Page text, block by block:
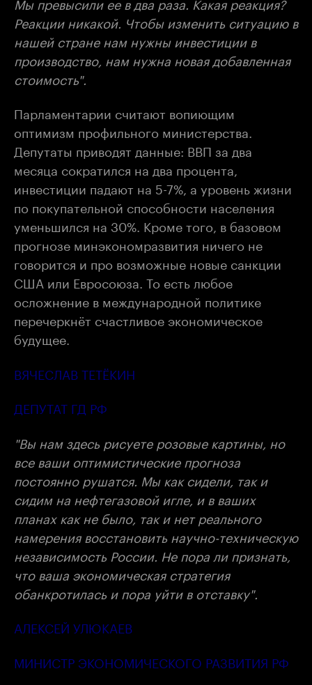
Реакции никакой. Чтобы изменить ситуацию в
нашей стране нам нужны инвестиции в
производство, нам нужна новая добавленная
стоимость".
Парламентарии считают вопиющим
оптимизм профильного министерства.
Депутаты приводят данные: ВВП за два
месяца сократился на два процента,
инвестиции падают на 5-7%, а уровень жизни
по покупательной способности населения
уменьшился на 30%. Кроме того, в базовом
прогнозе минэкономразвития ничего не
говорится и про возможные новые санкции
США или Евросоюза. То есть любое
осложнение в международной политике
перечеркнёт счастливое экономическое
будущее.
ВЯЧЕСЛАВ ТЕТЁКИН
ДЕПУТАТ ГД РФ
"Вы нам здесь рисуете розовые картины, но
все ваши оптимистические прогноза
постоянно рушатся. Мы как сидели, так и
сидим на нефтегазовой игле, и в ваших
планах как не было, так и нет реального
намерения восстановить научно-техническую
независимость России. Не пора ли признать,
что ваша экономическая стратегия
обанкротилась и пора уйти в отставку".
АЛЕКСЕЙ УЛЮКАЕВ
МИНИСТР ЭКОНОМИЧЕСКОГО РАЗВИТИЯ РФ